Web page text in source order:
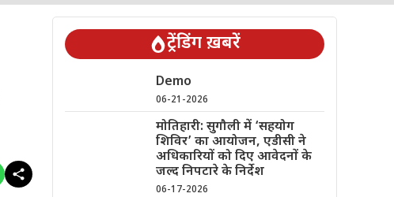
ट्रेंडिंग ख़बरें
Demo
06-21-2026
मोतिहारी: सुगौली में ‘सहयोग
शिविर’ का आयोजन, एडीसी ने
अधिकारियों को दिए आवेदनों के
जल्द निपटारे के निर्देश
06-17-2026